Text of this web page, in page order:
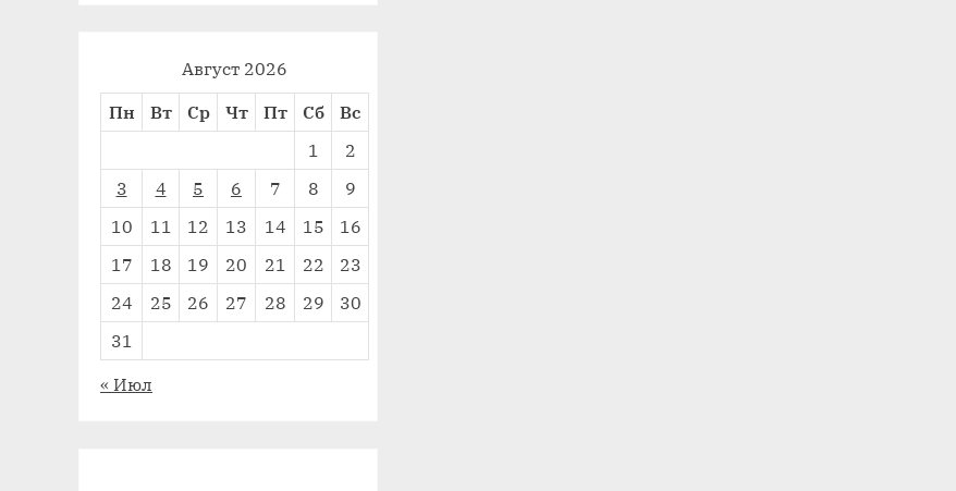
Август 2026
Пн
Вт Ср Чт Пт Сб
Вс
1
2
3
4 5 6 7 8
9
10
11 12 13 14 15
16
17
18 19 20 21 22
23
24
25 26 27 28 29
30
31
« Июл